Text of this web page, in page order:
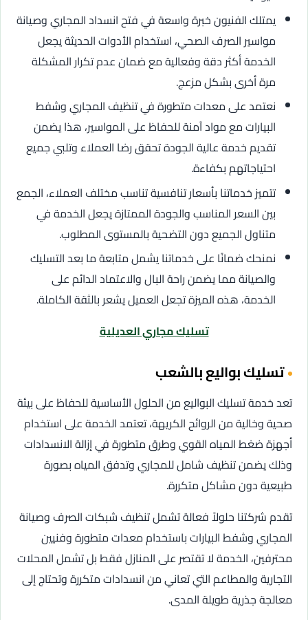
يمتلك الفنيون خبرة واسعة في فتح انسداد المجاري وصيانة
مواسير الصرف الصحي، استخدام الأدوات الحديثة يجعل
الخدمة أكثر دقة وفعالية مع ضمان عدم تكرار المشكلة
مرة أخرى بشكل مزعج.
نعتمد على معدات متطورة في تنظيف المجاري وشفط
البيارات مع مواد آمنة للحفاظ على المواسير، هذا يضمن
تقديم خدمة عالية الجودة تحقق رضا العملاء وتلبي جميع
احتياجاتهم بكفاءة.
تتميز خدماتنا بأسعار تنافسية تناسب مختلف العملاء، الجمع
بين السعر المناسب والجودة الممتازة يجعل الخدمة في
متناول الجميع دون التضحية بالمستوى المطلوب.
نمنحك ضمانًا على خدماتنا يشمل متابعة ما بعد التسليك
والصيانة مما يضمن راحة البال والاعتماد الدائم على
الخدمة، هذه الميزة تجعل العميل يشعر بالثقة الكاملة.
تسليك مجاري العديلية
تسليك بواليع بالشعب
تعد خدمة تسليك البواليع من الحلول الأساسية للحفاظ على بيئة
صحية وخالية من الروائح الكريهة، تعتمد الخدمة على استخدام
أجهزة ضغط المياه القوي وطرق متطورة في إزالة الانسدادات
وذلك يضمن تنظيف شامل للمجاري وتدفق المياه بصورة
طبيعية دون مشاكل متكررة.
تقدم شركتنا حلولاً فعالة تشمل تنظيف شبكات الصرف وصيانة
المجاري وشفط البيارات باستخدام معدات متطورة وفنيين
محترفين، الخدمة لا تقتصر على المنازل فقط بل تشمل المحلات
التجارية والمطاعم التي تعاني من انسدادات متكررة وتحتاج إلى
معالجة جذرية طويلة المدى.